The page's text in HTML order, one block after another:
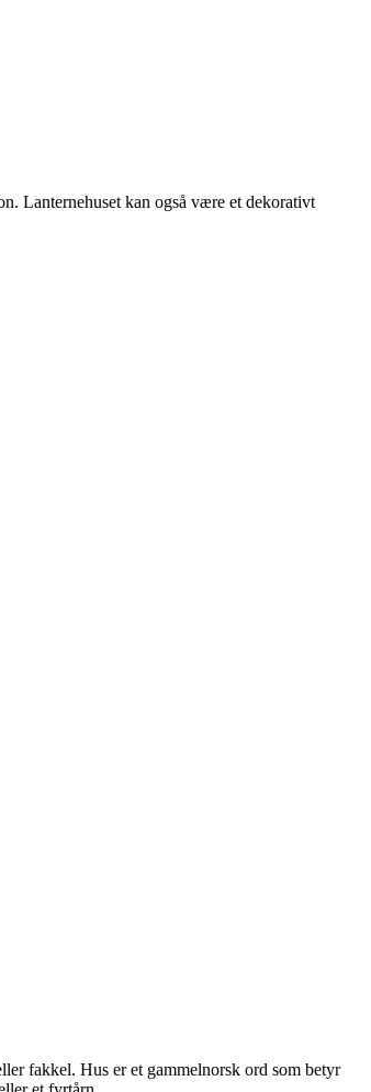
Lanternehuset kan også være et dekorativt
fakkel. Hus er et gammelnorsk ord som betyr